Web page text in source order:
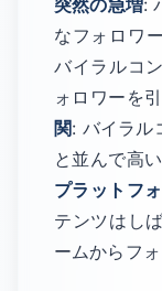
突然の急増:
なフォロワ
バイラルコ
ォロワーを
関: バイラル
と並んで高
プラットフ
テンツはし
ームからフ